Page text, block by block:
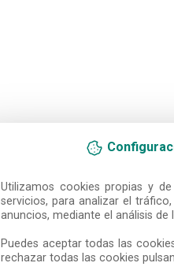
Utilizamos cookies propias y
servicios, para analizar el
anuncios, mediante el análisis de
Puedes aceptar todas las
rechazar todas las cookies